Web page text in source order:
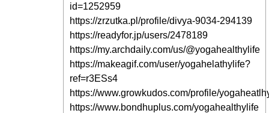
id=1252959
https://zrzutka.pl/profile/divya-9034-294139
https://readyfor.jp/users/2478189
https://my.archdaily.com/us/@yogahealthylife
https://makeagif.com/user/yogahelathylife?
ref=r3ESs4
https://www.growkudos.com/profile/
https://www.bondhuplus.com/yogahealthylife